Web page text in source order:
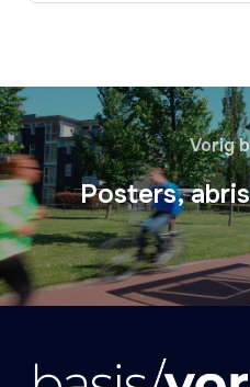
Vorig
Posters,